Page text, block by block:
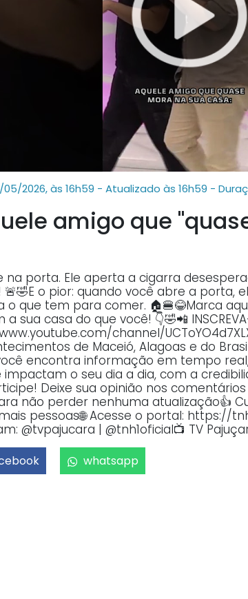
2026, às 16h59 - Atualizado às 16h59 -
amigo que
na porta. Ele aperta a cigarra
o pior: quando você abre a porta,
o que tem para comer. 🏠🍔😂Marca
sua casa do que você! 👇🤣📲
channel/
de Maceió, Alagoas e do
encontra informação em tempo
o seu dia a dia, com a
Deixe sua opinião nos
não perder nenhuma atualização👍
pessoas🌐 Acesse o portal: https://
@tvpajucara | @tnh1oficial📺 TV
whatsapp